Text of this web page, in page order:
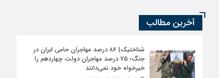
آخرین مطالب
شناختیک| ۸۶ درصد مهاجران حامی ایران در
جنگ؛ ۷۵ درصد مهاجران دولت چهاردهم را
خیرخواه خود نمی‌دانند